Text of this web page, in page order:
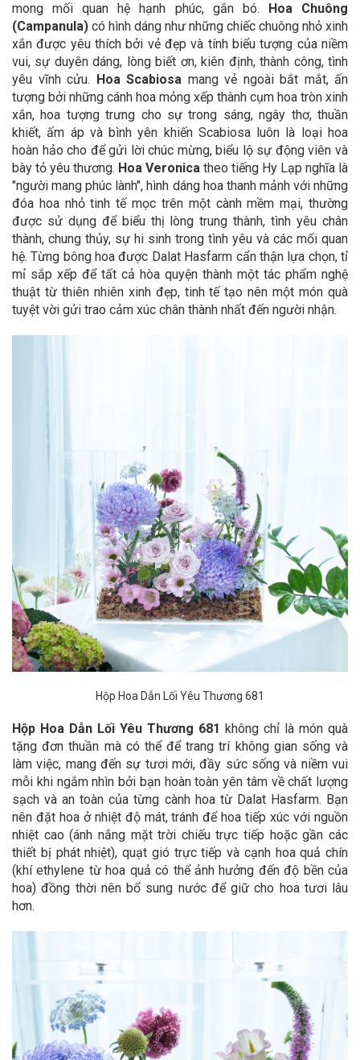
mong mối quan hệ hạnh phúc, gắn bó. Hoa Chuông
(Campanula) có hình dáng như những chiếc chuông nhỏ xinh
xắn được yêu thích bởi vẻ đẹp và tính biểu tượng của niềm
vui, sự duyên dáng, lòng biết ơn, kiên định, thành công, tình
yêu vĩnh cửu. Hoa Scabiosa mang vẻ ngoài bắt mắt, ấn
tượng bởi những cánh hoa mỏng xếp thành cụm hoa tròn xinh
xắn, hoa tượng trưng cho sự trong sáng, ngây thơ, thuần
khiết, ấm áp và bình yên khiến Scabiosa luôn là loại hoa
hoàn hảo cho để gửi lời chúc mừng, biểu lộ sự động viên và
bày tỏ yêu thương. Hoa Veronica theo tiếng Hy Lạp nghĩa là
"người mang phúc lành", hình dáng hoa thanh mảnh với những
đóa hoa nhỏ tinh tế mọc trên một cành mềm mại, thường
được sử dụng để biểu thị lòng trung thành, tình yêu chân
thành, chung thủy, sự hi sinh trong tình yêu và các mối quan
hệ.Từng bông hoa được Dalat Hasfarm cẩn thận lựa chọn, tỉ
mỉ sắp xếp để tất cả hòa quyện thành một tác phẩm nghệ
thuật từ thiên nhiên xinh đẹp, tinh tế tạo nên một món quà
tuyệt vời gửi trao cảm xúc chân thành nhất đến người nhận.
Hộp Hoa Dẫn Lối Yêu Thương 681
Hộp Hoa Dẫn Lối Yêu Thương 681 không chỉ là món quà
tặng đơn thuần mà có thể để trang trí không gian sống và
làm việc, mang đến sự tươi mới, đầy sức sống và niềm vui
mỗi khi ngắm nhìn bởi bạn hoàn toàn yên tâm về chất lượng
sạch và an toàn của từng cành hoa từ Dalat Hasfarm. Bạn
nên đặt hoa ở nhiệt độ mát, tránh để hoa tiếp xúc với nguồn
nhiệt cao (ánh nắng mặt trời chiếu trực tiếp hoặc gần các
thiết bị phát nhiệt), quạt gió trực tiếp và cạnh hoa quả chín
(khí ethylene từ hoa quả có thể ảnh hưởng đến độ bền của
hoa) đồng thời nên bổ sung nước để giữ cho hoa tươi lâu
hơn.